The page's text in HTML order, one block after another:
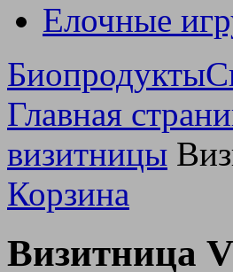
Елочные
Биопродукты
Главная
визитницы
Корзина
Визитница